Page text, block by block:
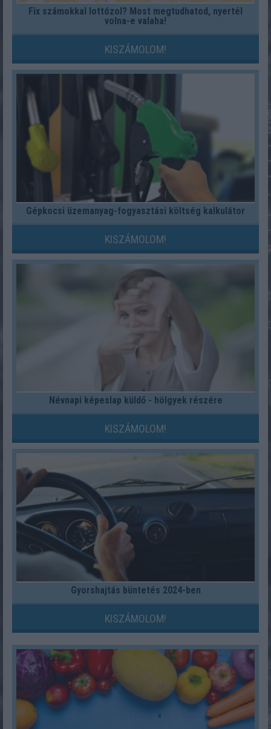
Fix számokkal lottózol? Most megtudhatod, nyertél
volna-e valaha!
KISZÁMOLOM!
Gépkocsi üzemanyag-fogyasztási költség kalkulátor
KISZÁMOLOM!
Névnapi képeslap küldő - hölgyek részére
KISZÁMOLOM!
Gyorshajtás büntetés 2024-ben
KISZÁMOLOM!